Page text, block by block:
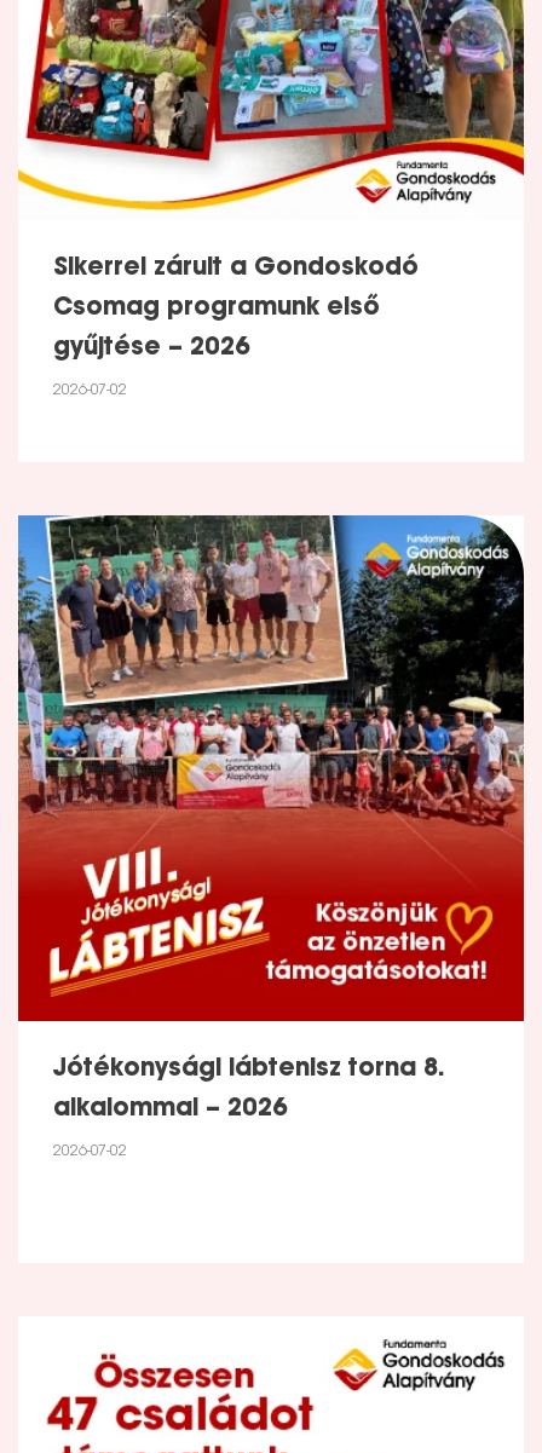
Sikerrel zárult a Gondoskodó
Csomag programunk első
gyűjtése – 2026
2026-07-02
Jótékonysági lábtenisz torna 8.
alkalommal – 2026
2026-07-02